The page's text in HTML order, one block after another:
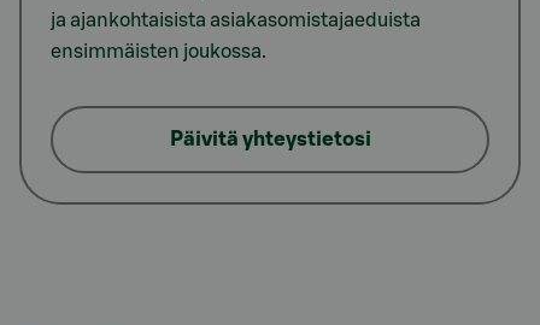
ja ajankohtaisista asiakasomistajaeduista
ensimmäisten joukossa.
Päivitä yhteystietosi